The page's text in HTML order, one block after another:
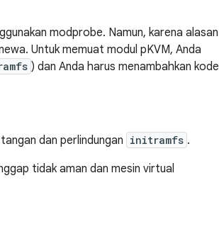
modprobe. Namun, karena alasan
Untuk memuat modul pKVM, Anda
) dan Anda harus menambahkan kode
dan perlindungan initramfs .
tidak aman dan mesin virtual